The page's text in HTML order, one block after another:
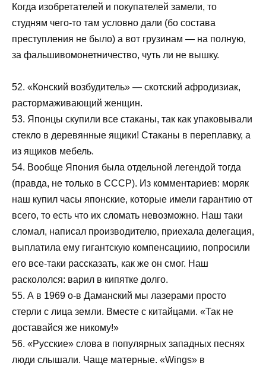
Когда изобретателей и покупателей замели, то
студням чего-то там условно дали (бо состава
преступления не было) а вот грузинам — на полную,
за фальшивомонетничество, чуть ли не вышку.
52. «Конский возбудитель» — скотский афродизиак,
растормаживающий женщин.
53. Японцы скупили все стаканы, так как упаковывали
стекло в деревянные ящики! Стаканы в переплавку, а
из ящиков мебель.
54. Вообще Япония была отдельной легендой тогда
(правда, не только в СССР). Из комментариев: моряк
наш купил часы японские, которые имели гарантию от
всего, то есть что их сломать невозможно. Наш таки
сломал, написал производителю, приехала делегация,
выплатила ему гигантскую компенсациию, попросили
его все-таки рассказать, как же он смог. Наш
раскололся: варил в кипятке долго.
55. А в 1969 о-в Даманский мы лазерами просто
стерли с лица земли. Вместе с китайцами. «Так не
доставайся же никому!»
56. «Русские» слова в популярных западных песнях
люди слышали. Чаще матерные. «Wings» в